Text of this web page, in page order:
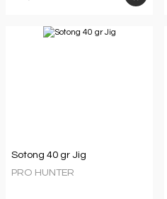
Sotong 40 gr Jig
PRO HUNTER